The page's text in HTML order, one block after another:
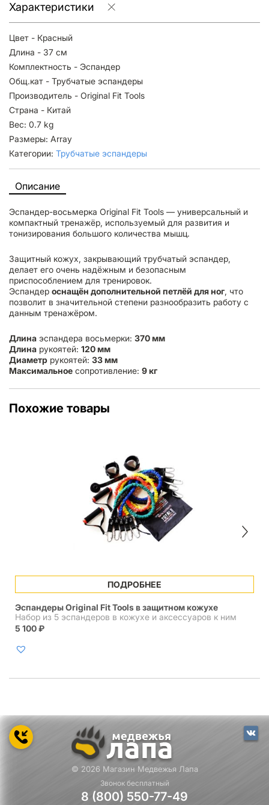
Описание
Эспандер-восьмерка Original Fit Tools — универсальный и
компактный тренажёр, используемый для развития и
тонизирования большого количества мышц.
Защитный кожух, закрывающий трубчатый эспандер,
делает его очень надёжным и безопасным
приспособлением для тренировок.
Эспандер оснащён дополнительной петлёй для ног, что
позволит в значительной степени разнообразить работу с
данным тренажёром.
Длина эспандера восьмерки: 370 мм
Длина рукоятей: 120 мм
Диаметр рукоятей: 33 мм
Максимальное сопротивление: 9 кг
Характеристики
Цвет - Красный
Длина - 37 см
Комплектность - Эспандер
Общ.кат - Трубчатые эспандеры
Производитель - Original Fit Tools
Страна - Китай
Вес: 0.7 kg
Размеры: Array
Категории: Трубчатые эспандеры
Похожие товары
ПОДРОБНЕЕ
Эспандеры Original Fit Tools в защитном кожухе
Набор из 5 эспандеров в кожухе и аксессуаров к ним
5 100₽
© 2026 Магазин Медвежья Лапа
Звонок бесплатный
8 (800) 550-77-49